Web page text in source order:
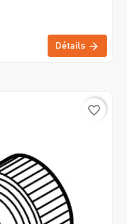
Détails
favorite_border